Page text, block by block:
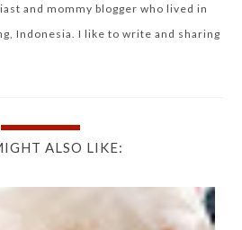
and mommy blogger who lived in
Indonesia. I like to write and sharing
ALSO LIKE: